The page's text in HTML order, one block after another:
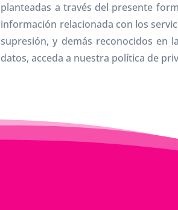
planteadas a través del presente
información relacionada con los
supresión, y demás reconocidos en
datos, acceda a nuestra política de